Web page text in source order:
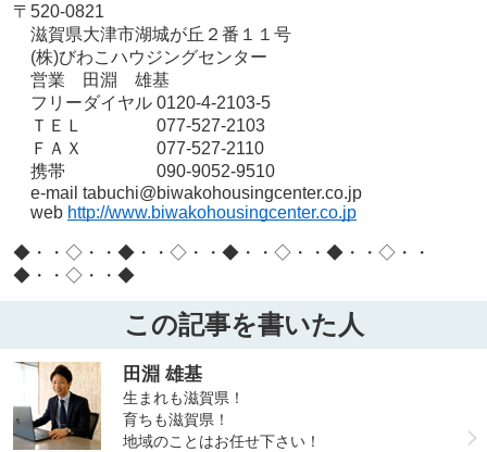
〒520-0821
滋賀県大津市湖城が丘２番１１号
(株)びわこハウジングセンター
営業 田淵 雄基
フリーダイヤル 0120-4-2103-5
ＴＥＬ 077-527-2103
ＦＡＸ 077-527-2110
携帯 090-9052-9510
e-mail tabuchi@biwakohousingcenter.co.jp
web http://www.biwakohousingcenter.co.jp
◆・・◇・・◆・・◇・・◆・・◇・・◆・・◇・・
◆・・◇・・◆
この記事を書いた人
田淵 雄基
生まれも滋賀県！
育ちも滋賀県！
地域のことはお任せ下さい！